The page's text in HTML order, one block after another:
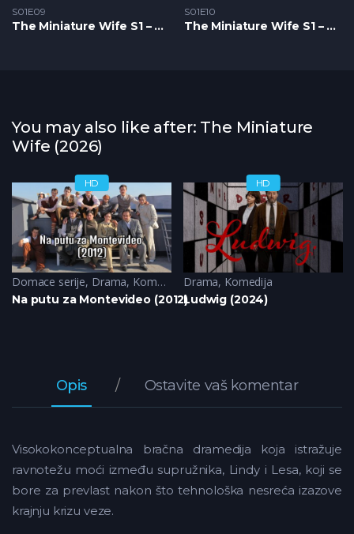
S01E09
The Miniature Wife S1 – Epizoda 09
S01E10
The Miniature Wife S1 – Epizoda 10
You may also like after: The Miniature
Wife (2026)
,Komedija, Sci-Fi
HD
Domace serije, Drama, Komedija
Na putu za Montevideo (2012)
HD
Drama, Komedija
Ludwig (2024)
Opis Ostavite vaš komentar
Visokokonceptualna bračna dramedija koja istražuje
ravnotežu moći između supružnika, Lindy i Lesa, koji se
bore za prevlast nakon što tehnološka nesreća izazove
krajnju krizu veze.